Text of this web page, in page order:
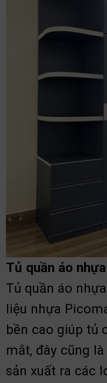
Tủ quần áo
Tủ quần áo
liệu nhựa
bền cao giúp tủ
mắt, đây cũng
sản xuất ra các